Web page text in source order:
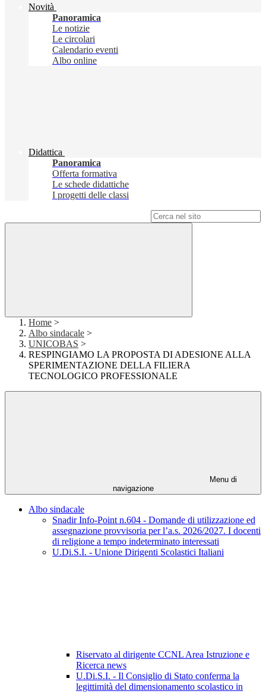
Novità
Panoramica
Le notizie
Le circolari
Calendario eventi
Albo online
Didattica
Panoramica
Offerta formativa
Le schede didattiche
I progetti delle classi
Home >
Albo sindacale >
UNICOBAS >
RESPINGIAMO LA PROPOSTA DI ADESIONE ALLA
SPERIMENTAZIONE DELLA FILIERA
TECNOLOGICO PROFESSIONALE
Menu di
navigazione
Albo sindacale
Snadir Info-Point n.604 - Domande di utilizzazione ed
assegnazione provvisoria per l’a.s. 2026/2027. I docenti
di religione a tempo indeterminato interessati
U.Di.S.I. - Unione Dirigenti Scolastici Italiani
Riservato al dirigente CCNL Area Istruzione e
Ricerca news
U.Di.S.I. - Il Consiglio di Stato conferma la
legittimità del dimensionamento scolastico in